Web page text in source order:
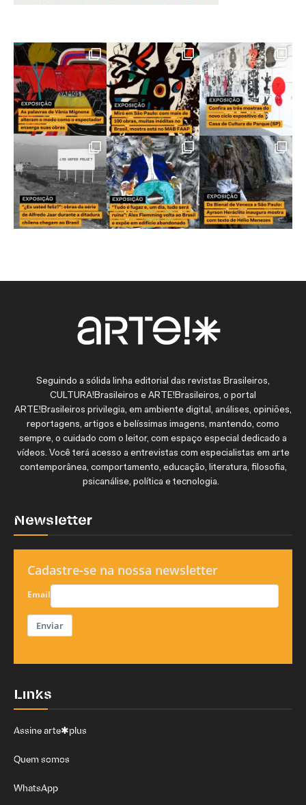
Seguindo a sólida linha editorial das revistas Brasileiros,
CULTURA!Brasileiros e ARTE!Brasileiros, o portal
ARTE!Brasileiros privilegia, em ambiente digital, análises, opiniões,
reportagens, artigos e belíssimas imagens, mantendo, como
sempre, o cuidado com o leitor, com espaço especial dedicado a
vídeos. Você terá acesso a entrevistas com especialistas em arte
contemporânea, comportamento, educação, literatura, filosofia,
psicanálise, política e tecnologia.
Newsletter
Cadastre-se na nossa newsletter
Email
Enviar
Links
Assine arte✱plus
Quem somos
WhatsApp